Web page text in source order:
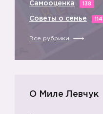
Самооценка 138
Советы о семье 114
Все рубрики
О Миле Левчук